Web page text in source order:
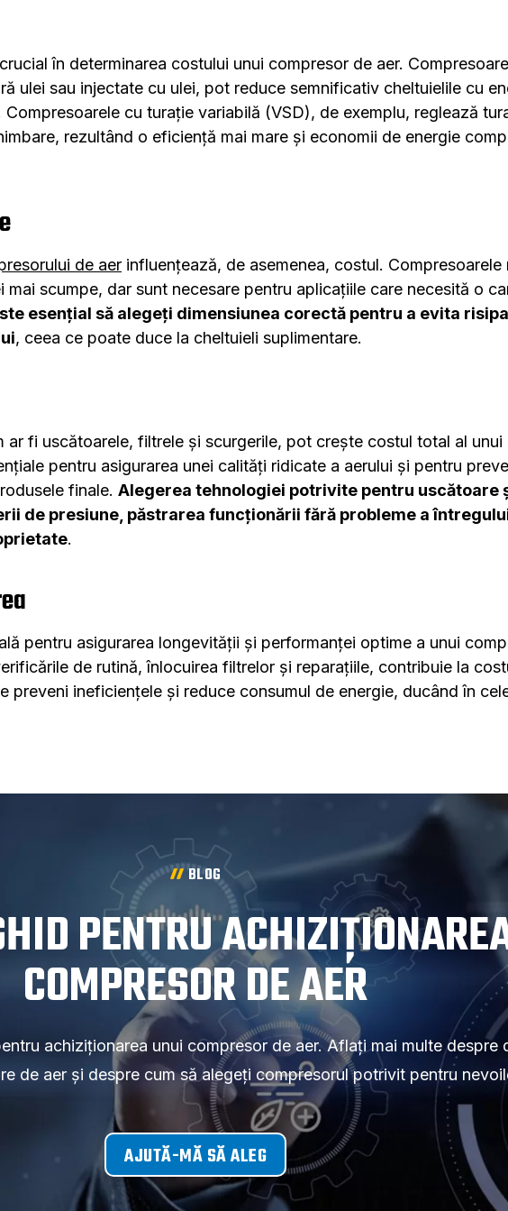
în determinarea costului unui compresor de aer.
ulei sau injectate cu ulei, pot reduce semnificativ cheltuielile cu
cu turație variabilă (VSD), de exemplu, reglează
rezultând o eficiență mai mare și economii de energie
de aer influențează, de asemenea, costul. Compresoarele
scumpe, dar sunt necesare pentru aplicațiile care necesită o
esențial să alegeți dimensiunea corectă pentru a evita
, ceea ce poate duce la cheltuieli suplimentare.
ar fi uscătoarele, filtrele și scurgerile, pot crește costul total al
pentru asigurarea unei calități ridicate a aerului și pentru
finale. Alegerea tehnologiei potrivite pentru uscătoare
de presiune, păstrarea funcționării fără probleme a
.
pentru asigurarea longevității și performanței optime a unui
de rutină, înlocuirea filtrelor și reparațiile, contribuie la
preveni ineficiențele și reduce consumul de energie, ducând în
BLOG
PENTRU
COMPRESOR DE AER
achiziționarea unui compresor de aer. Aflați mai multe despre
de aer și despre cum să alegeți compresorul potrivit pentru
AJUTĂ-MĂ SĂ ALEG